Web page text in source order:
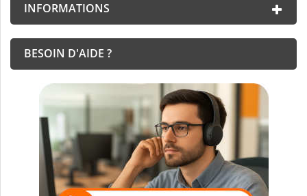
INFORMATIONS
BESOIN D'AIDE ?